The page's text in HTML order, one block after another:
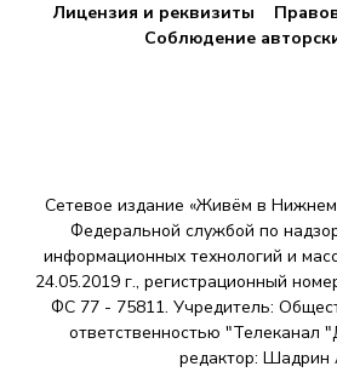
Лицензия и реквизиты
Соблюдение
Сетевое издание «Живём в
Федеральной службой по
информационных технологий и
24.05.2019 г., регистрационный
ФС 77 - 75811. Учредитель:
ответственностью "Телеканал
редактор: Шадрин